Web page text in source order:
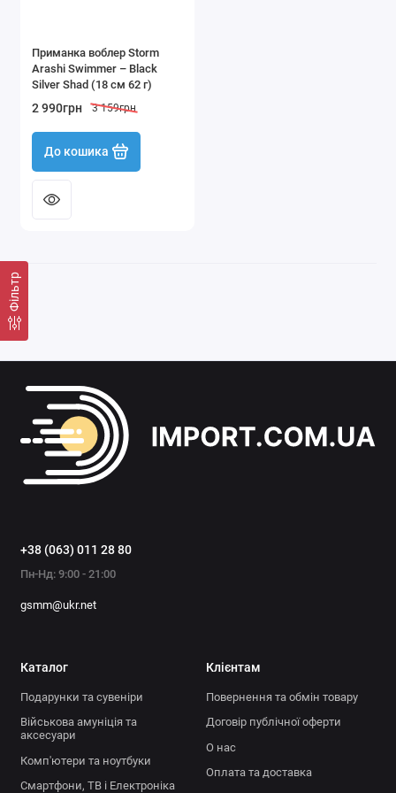
Фільтр
Приманка воблер Storm
Arashi Swimmer – Black
Silver Shad (18 см 62 г)
2 990грн 3 159грн
До кошика
+38 (063) 011 28 80
Пн-Нд: 9:00 - 21:00
gsmm@ukr.net
Каталог
Подарунки та сувеніри
Військова амуніція та
аксесуари
Комп'ютери та ноутбуки
Смартфони, ТВ і Електроніка
Клієнтам
Повернення та обмін товару
Договір публічної оферти
О нас
Оплата та доставка